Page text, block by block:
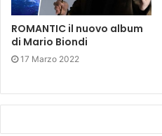
ROMANTIC il nuovo album
di Mario Biondi
17 Marzo 2022